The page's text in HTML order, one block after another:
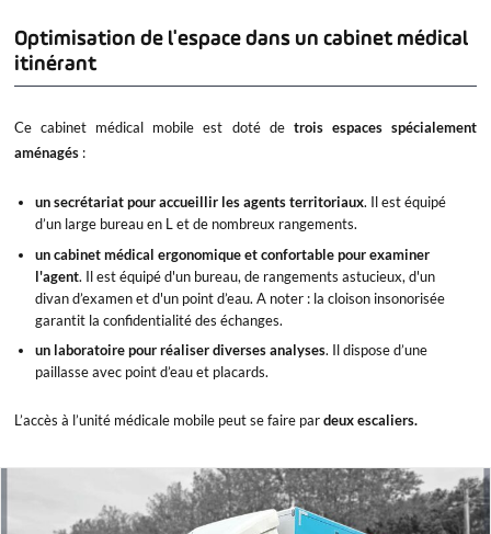
Optimisation de l'espace dans un cabinet médical
itinérant
Ce cabinet médical mobile est doté de trois espaces spécialement
aménagés:
un secrétariatpour accueillir les agents territoriaux. Il est équipé
d’un large bureau en L et de nombreux rangements.
un cabinet médical ergonomique et confortablepour examiner
l'agent. Il est équipé d'un bureau, de rangements astucieux, d'un
divan d’examen et d'un point d’eau. A noter : la cloison insonorisée
garantit la confidentialité des échanges.
un laboratoire pour réaliser diverses analyses. Il dispose d’une
paillasse avec point d’eau et placards.
L’accès à l’unité médicale mobile peut se faire pardeux escaliers.
x